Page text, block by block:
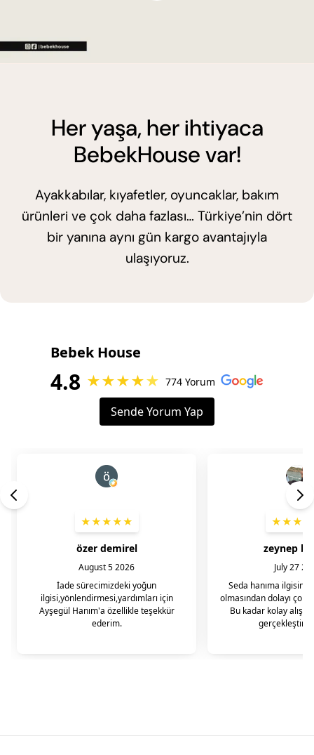
Her yaşa, her ihtiyaca
BebekHouse var!
Ayakkabılar, kıyafetler, oyuncaklar, bakım
ürünleri ve çok daha fazlası… Türkiye’nin dört
bir yanına aynı gün kargo avantajıyla
ulaşıyoruz.